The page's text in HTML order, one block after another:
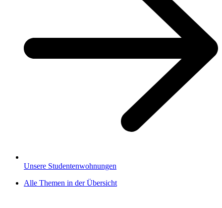
Unsere Studentenwohnungen
Alle Themen in der Übersicht